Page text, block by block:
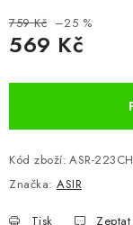
759 Kč –25 %
569 Kč
Kód zboží: ASR-
Značka: ASIR
Tisk Zeptat